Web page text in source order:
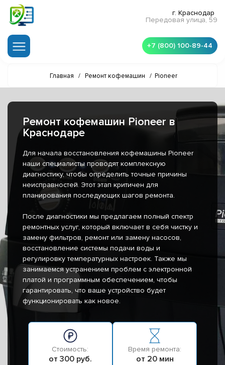
г. Краснодар
Передовая улица, 59
+7 (800) 100-89-44
Главная / Ремонт кофемашин / Pioneer
Ремонт кофемашин Pioneer в
Краснодаре
Для начала восстановления кофемашины Pioneer
наши специалисты проводят комплексную
диагностику, чтобы определить точные причины
неисправностей. Этот этап критичен для
планирования последующих шагов ремонта.
После диагностики мы предлагаем полный спектр
ремонтных услуг, который включает в себя чистку и
замену фильтров, ремонт или замену насосов,
восстановление системы подачи воды и
регулировку температурных настроек. Также мы
занимаемся устранением проблем с электронной
платой и программным обеспечением, чтобы
гарантировать, что ваше устройство будет
функционировать как новое.
Стоимость:
от 300 руб.
Время ремонта:
от 20 мин